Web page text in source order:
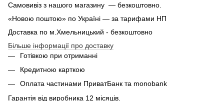
Самовивіз з нашого магазину — безкоштовно.
«Новою поштою» по Україні — за тарифами НП
Доставка по м.Хмельницький - безкоштовно
Більше інформації про доставку
Готівкою при отриманні
Кредитною карткою
Оплата частинами ПриватБанк та monobank
Гарантія від виробника 12 місяців.